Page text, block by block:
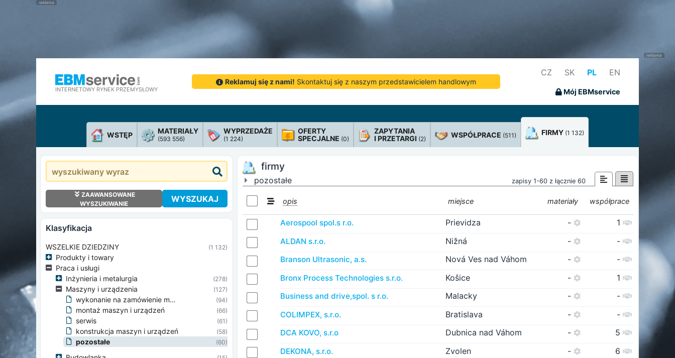
INTERNETOWY RYNEK PRZEMYSŁOWY
Reklamuj się z nami! Skontaktuj się z naszym przedstawicielem handlowym
CZ SK PL EN
Mój EBMservice
WSTĘP MATERIAŁY
(593 556)
WYPRZEDAŻE
(1 224)
OFERTY
SPECJALNE (0)
ZAPYTANIA
I PRZETARGI (2) WSPÓŁPRACE (511) FIRMY (1 132)
ZAAWANSOWANE
WYSZUKIWANIE
WYSZUKAJ
klasyfikacja
WSZELKIE DZIEDZINY (1 132)
Produkty i towary
Praca i usługi
Inżynieria i metalurgia
(278)
Maszyny i urządzenia (127)
wykonanie na zamówienie maszyn i urządzeń (94)
montaż maszyn i urządzeń (66)
serwis (61)
konstrukcja maszyn i urządzeń (58)
pozostałe (60)
firmy
pozostałe zapisy 1-60 z łącznie 60
opis miejsce materiały współprace
Aerospool spol.s r.o. Prievidza - 1
ALDAN s.r.o. Nižná - -
Branson Ultrasonic, a.s. Nová Ves nad Váhom - -
Bronx Process Technologies s.r.o. Košice - 1
Business and drive,spol. s r.o. Malacky - -
COLIMPEX, s.r.o. Bratislava - -
DCA KOVO, s.r.o Dubnica nad Váhom - 5
DEKONA, s.r.o. Zvolen - 6